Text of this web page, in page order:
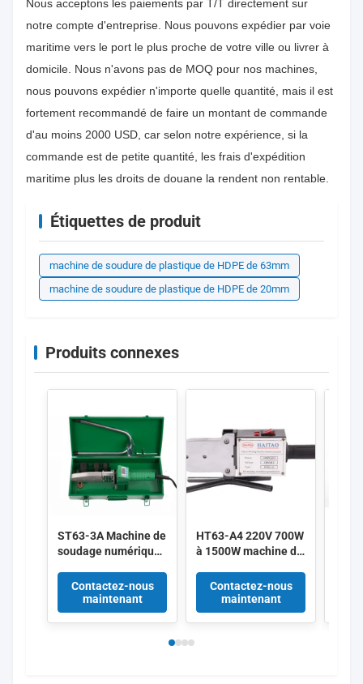
Nous acceptons les paiements par T/T directement sur
notre compte d'entreprise. Nous pouvons expédier par voie
maritime vers le port le plus proche de votre ville ou livrer à
domicile. Nous n'avons pas de MOQ pour nos machines,
nous pouvons expédier n'importe quelle quantité, mais il est
fortement recommandé de faire un montant de commande
d'au moins 2000 USD, car selon notre expérience, si la
commande est de petite quantité, les frais d'expédition
maritime plus les droits de douane la rendent non rentable.
Étiquettes de produit
machine de soudure de plastique de HDPE de 63mm
machine de soudure de plastique de HDPE de 20mm
Produits connexes
ST63-3A Machine de
soudage numérique
de 20 mm à 63 mm
de 800 W avec
protection contre la
Contactez-nous
maintenant
HT63-A4 220V 700W
à 1500W machine de
en PE PP avec
régulateur de
température
Contactez-nous
maintenant